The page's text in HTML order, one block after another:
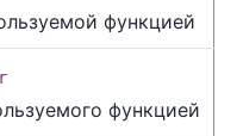
функцией
функцией